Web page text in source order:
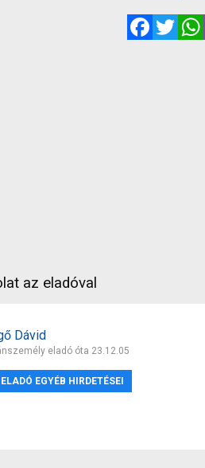
Facebook
az eladóval
Dávid
eladó óta 23.12.05
EGYÉB HIRDETÉSEI